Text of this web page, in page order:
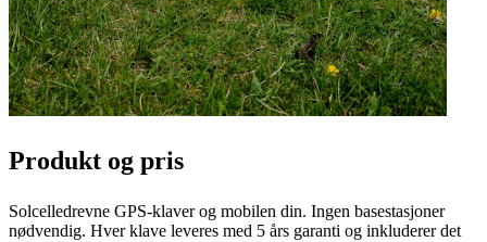
Produkt og pris
Solcelledrevne GPS-klaver og mobilen din. Ingen basestasjoner
nødvendig. Hver klave leveres med 5 års garanti og inkluderer det